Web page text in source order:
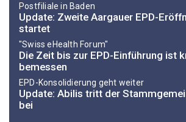
Postfiliale in Baden
Update: Zweite Aargauer EPD-
startet
"Swiss eHealth Forum"
Die Zeit bis zur EPD-Einführung ist
bemessen
EPD-Konsolidierung geht weiter
Update: Abilis tritt der
bei